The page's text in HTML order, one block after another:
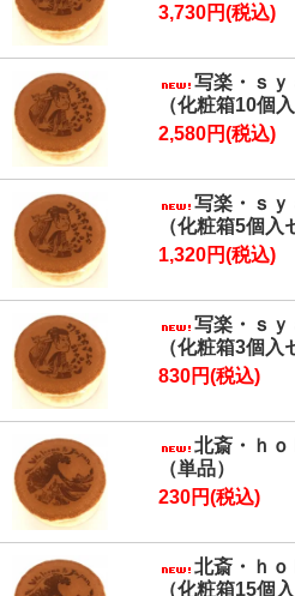
3,730円(税込)
写楽・ｓｙ
（化粧箱10個
2,580円(税込)
写楽・ｓｙ
（化粧箱5個入
1,320円(税込)
写楽・ｓｙ
（化粧箱3個入
830円(税込)
北斎・ｈｏ
（単品）
230円(税込)
北斎・ｈｏ
（化粧箱15個